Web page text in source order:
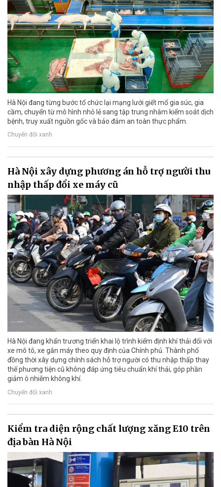
Hà Nội đang từng bước tổ chức lại mạng lưới giết mổ gia súc, gia
cầm, chuyển từ mô hình nhỏ lẻ sang tập trung nhằm kiểm soát dịch
bệnh, truy xuất nguồn gốc và bảo đảm an toàn thực phẩm.
Chuyển đổi xanh
Hà Nội xây dựng phương án hỗ trợ người thu
nhập thấp đổi xe máy cũ
Hà Nội đang khẩn trương triển khai lộ trình kiểm định khí thải đối với
xe mô tô, xe gắn máy theo quy định của Chính phủ. Thành phố
đồng thời xây dựng chính sách hỗ trợ người có thu nhập thấp thay
thế phương tiện cũ không đáp ứng tiêu chuẩn khí thải, góp phần
giảm ô nhiễm không khí.
Chuyển đổi xanh
Kiểm tra diện rộng chất lượng xăng E10 trên
địa bàn Hà Nội